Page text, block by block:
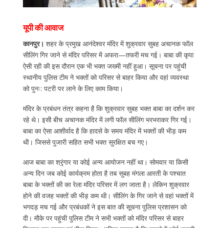
यूपी की आवाज
कानपुर। शहर के प्रमुख आनंदेश्वर मंदिर में शुक्रवार सुबह अचानक फॉल
सीलिंग गिर जाने से मंदिर परिसर में अफरा—तफरी मच गई। बाबा की कृपा
ऐसी रही की इस दौरान एक भी भक्त जख्मी नहीं हुआ। सूचना पर पहुंची
स्थानीय पुलिस टीम ने भक्तों को परिसर से बाहर किया और वहां व्यवस्था
को पुनः: पटरी पर लाने के लिए काम किया।
मंदिर के प्रबंधन तंत्र कहना है कि शुक्रवार सुबह भक्त बाबा का दर्शन कर
रहे थे। इसी बीच अचानक मंदिर में लगी फॉल सीलिंग भरभराकर गिर गई।
बाबा का ऐसा आशीर्वाद है कि हादसे के समय मंदिर में भक्तों की भीड़ कम
थी। जिससे पुजारी सहित सभी भक्त सुरक्षित बच गए।
आज बाबा का श्रृंगार या कोई अन्य आयोजन नहीं था। सोमवार या किसी
अन्य दिन जब कोई कार्यक्रम होता है तब सुबह मंगला आरती के पश्चात
बाबा के भक्तों की का रेला मंदिर परिसर में लग जाता है। लेकिन शुक्रवार
होने की वजह भक्तों की भीड़ कम थी। सीलिंग के गिर जाने से वहां भक्तों में
भगदड़ मच गई और प्रबंधकों ने इस बात की सूचना पुलिस प्रशासन को
दी। मौके पर पहुंची पुलिस टीम ने सभी भक्तों को मंदिर परिसर से बाहर